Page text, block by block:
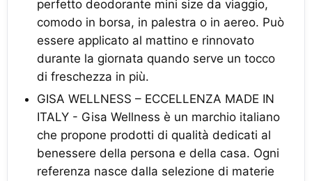
perfetto deodorante mini size da viaggio,
comodo in borsa, in palestra o in aereo. Può
essere applicato al mattino e rinnovato
durante la giornata quando serve un tocco
di freschezza in più.
GISA WELLNESS – ECCELLENZA MADE IN
ITALY - Gisa Wellness è un marchio italiano
che propone prodotti di qualità dedicati al
benessere della persona e della casa. Ogni
referenza nasce dalla selezione di materie